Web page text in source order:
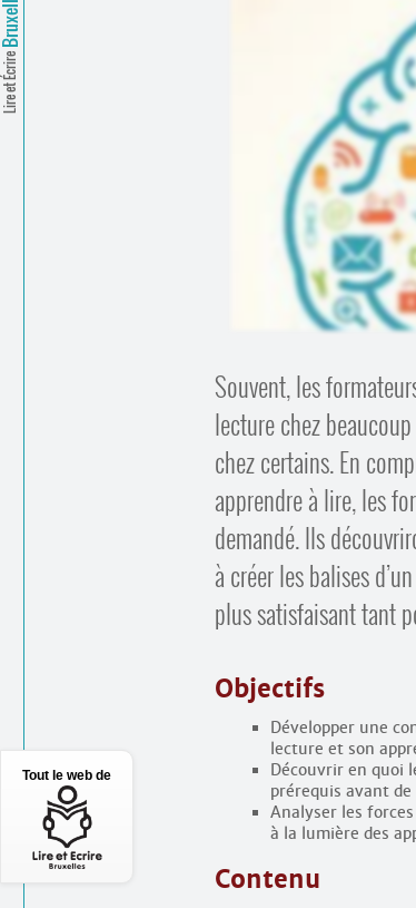
Lire et Écrire
Souvent, les
lecture chez
chez certains. En
apprendre à lire, les
demandé. Ils
à créer les balises
plus satisfaisant tant
Objectifs
Développer une
lecture et son
Découvrir en quoi
prérequis avant
Analyser les
à la lumière des
Contenu
Tout le web de